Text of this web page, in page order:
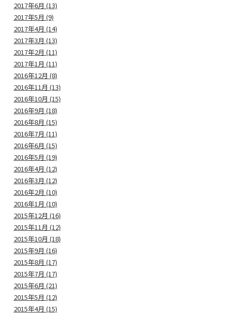
2017年6月 (13)
2017年5月 (9)
2017年4月 (14)
2017年3月 (13)
2017年2月 (11)
2017年1月 (11)
2016年12月 (8)
2016年11月 (13)
2016年10月 (15)
2016年9月 (18)
2016年8月 (15)
2016年7月 (11)
2016年6月 (15)
2016年5月 (19)
2016年4月 (12)
2016年3月 (12)
2016年2月 (10)
2016年1月 (10)
2015年12月 (16)
2015年11月 (12)
2015年10月 (18)
2015年9月 (16)
2015年8月 (17)
2015年7月 (17)
2015年6月 (21)
2015年5月 (12)
2015年4月 (15)